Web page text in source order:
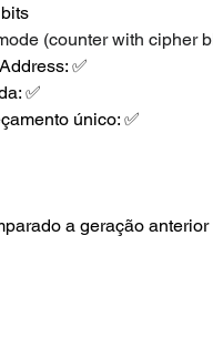
(counter with cipher
✅
✅
único: ✅
a geração anterior